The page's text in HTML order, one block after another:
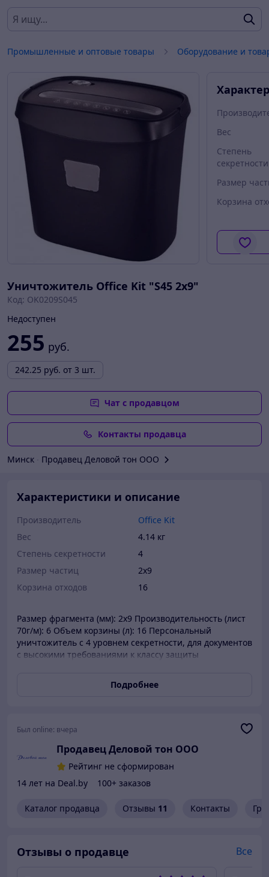
Промышленные и оптовые товары Оборудование и
Вес
Степень
секретности
Размер
Корзина
Уничтожитель Office Kit "S45 2x9"
Код: OK0209S045
Недоступен
255 руб.
242.25 руб. от 3 шт.
Чат с продавцом
Контакты продавца
Минск Продавец Деловой тон ООО
Характеристики и описание
Производитель
Office Kit
Вес
4.14 кг
Степень секретности
4
Размер частиц
2х9
Корзина отходов
16
Размер фрагмента (мм): 2x9 Производительность (лист
70г/м): 6 Объем корзины (л): 16 Персональный
уничтожитель с 4 уровнем секретности, для документов
с высокими требованиями к классу защиты
замятия оснащен механическим реверсом, имеет
защиту от перегрева двигателя и автостоп при
66399): P-5 Уничтожение cd дисков/пластиковых карт:
Подробнее
Был online: вчера
Продавец Деловой тон ООО
Рейтинг не сформирован
14 лет на Deal.by
100+ заказов
Каталог продавца Отзывы 11 Контакты
Отзывы о продавце Все